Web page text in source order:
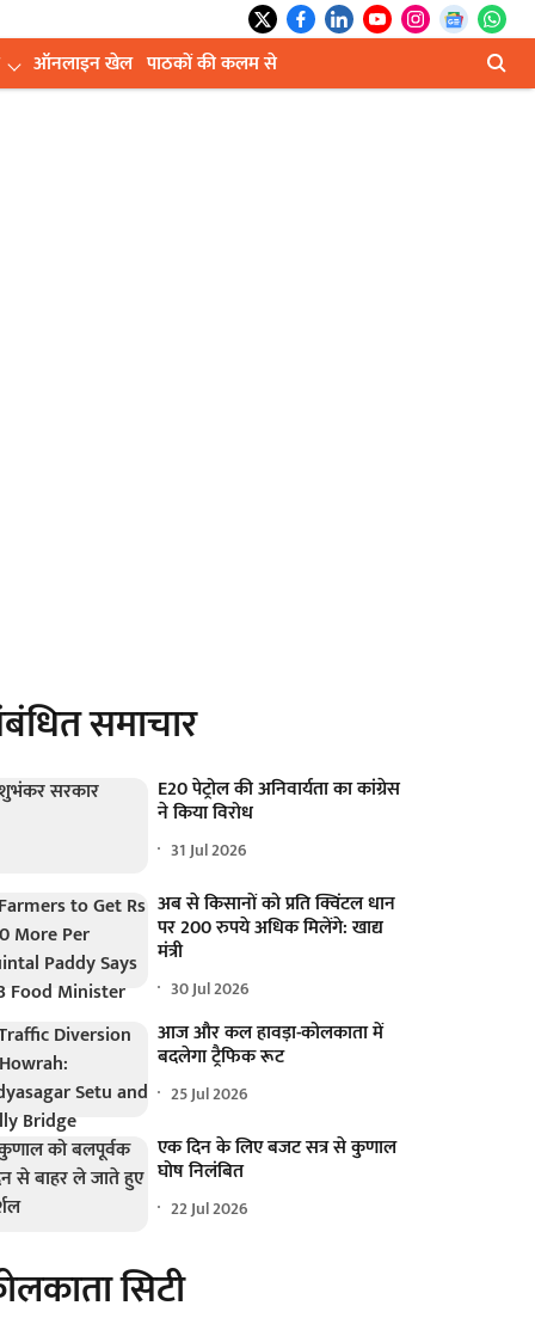
ऑनलाइन खेल पाठकों की कलम से
समाचार
E20 पेट्रोल की अनिवार्यता का कांग्रेस
ने किया विरोध
31 Jul 2026
अब से किसानों को प्रति क्विंटल धान
पर 200 रुपये अधिक मिलेंगे: खाद्य
मंत्री
30 Jul 2026
आज और कल हावड़ा-कोलकाता में
बदलेगा ट्रैफिक रूट
25 Jul 2026
एक दिन के लिए बजट सत्र से कुणाल
घोष निलंबित
22 Jul 2026
सिटी